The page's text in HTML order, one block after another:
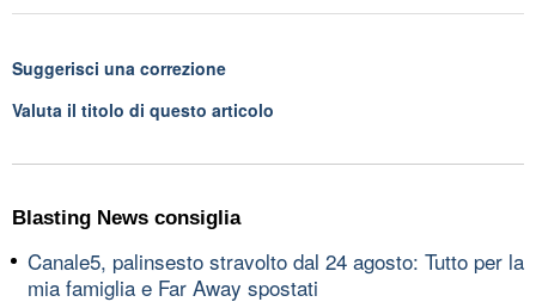
Suggerisci una correzione
Valuta il titolo di questo articolo
Blasting News consiglia
Canale5, palinsesto stravolto dal 24 agosto: Tutto per la
mia famiglia e Far Away spostati